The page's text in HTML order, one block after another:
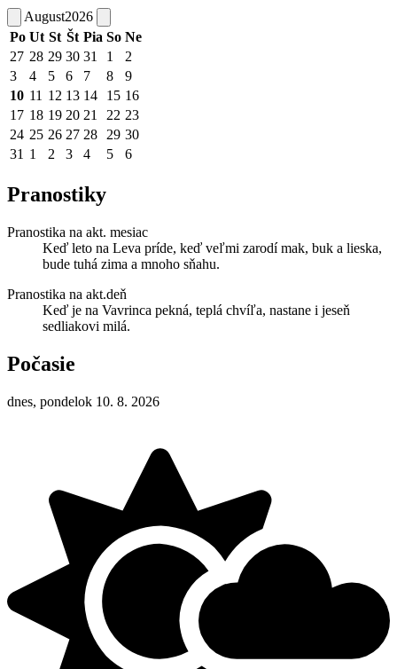
August2026
Po Ut St Št Pia So Ne
27 28 29 30 31 1
2
3
4 5 6 7 8
9
10 11 12 13 14 15 16
17 18 19 20 21 22 23
24 25 26 27 28 29 30
31 1 2 3 4 5 6
Pranostiky
Pranostika na akt. mesiac
Keď leto na Leva príde, keď veľmi zarodí mak, buk a lieska,
bude tuhá zima a mnoho sňahu.
Pranostika na akt.deň
Keď je na Vavrinca pekná, teplá chvíľa, nastane i jeseň
sedliakovi milá.
Počasie
dnes, pondelok 10. 8. 2026